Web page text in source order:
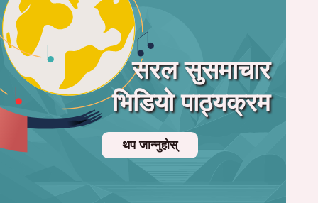
सरल सुसमाचार
भिडियो पाठ्यक्रम
थप जान्नुहोस्